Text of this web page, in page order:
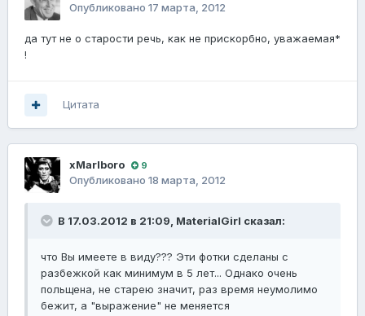
Опубликовано 17 марта, 2012
да тут не о старости речь, как не прискорбно, уважаемая*
!
Цитата
xMarlboro 9
Опубликовано 18 марта, 2012
В 17.03.2012 в 21:09, MaterialGirl сказал:
что Вы имеете в виду??? Эти фотки сделаны с
разбежкой как минимум в 5 лет... Однако очень
польщена, не старею значит, раз время неумолимо
бежит, а "выражение" не меняется